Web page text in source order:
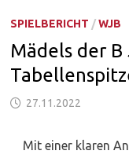
SPIELBERICHT /WJB
Mädels der
27.11.2022
Mit einer klaren